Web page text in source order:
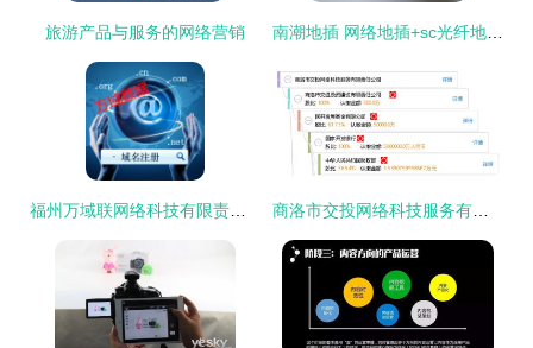
旅游产品与服务的网络营销